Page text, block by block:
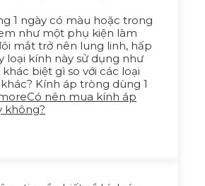
1 ngày có màu hoặc trong
như một phụ kiện làm
mắt trở nên lung linh, hấp
loại kính này sử dụng như
biệt gì so với các loại
Kính áp tròng dùng 1
Có nên mua kính áp
không?